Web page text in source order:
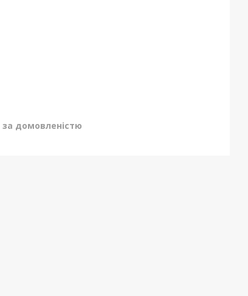
за домовленістю